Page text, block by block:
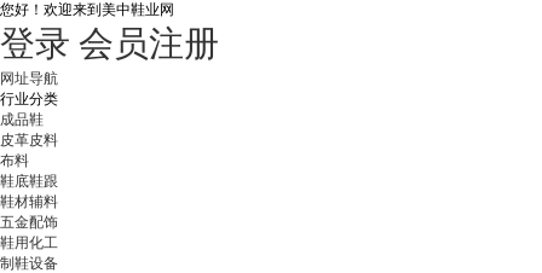
您好！ 欢迎来到美中鞋业网
登录 会员注册
网址导航
行业分类
成品鞋
皮革皮料
布料
鞋底鞋跟
鞋材辅料
五金配饰
鞋用化工
制鞋设备